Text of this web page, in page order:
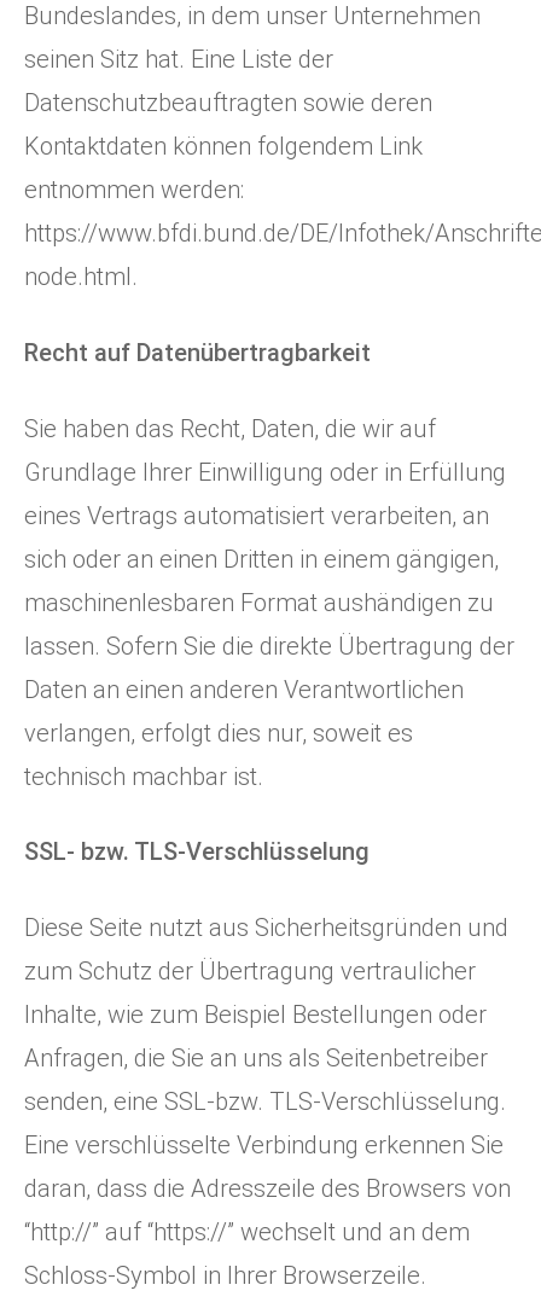
Bundeslandes, in dem unser Unternehmen
seinen Sitz hat. Eine Liste der
Datenschutzbeauftragten sowie deren
Kontaktdaten können folgendem Link
entnommen werden:
https://www.bfdi.bund.de/DE/Infothek/
node.html.
Recht auf Datenübertragbarkeit
Sie haben das Recht, Daten, die wir auf
Grundlage Ihrer Einwilligung oder in Erfüllung
eines Vertrags automatisiert verarbeiten, an
sich oder an einen Dritten in einem gängigen,
maschinenlesbaren Format aushändigen zu
lassen. Sofern Sie die direkte Übertragung der
Daten an einen anderen Verantwortlichen
verlangen, erfolgt dies nur, soweit es
technisch machbar ist.
SSL- bzw. TLS-Verschlüsselung
Diese Seite nutzt aus Sicherheitsgründen und
zum Schutz der Übertragung vertraulicher
Inhalte, wie zum Beispiel Bestellungen oder
Anfragen, die Sie an uns als Seitenbetreiber
senden, eine SSL-bzw. TLS-Verschlüsselung.
Eine verschlüsselte Verbindung erkennen Sie
daran, dass die Adresszeile des Browsers von
“http://” auf “https://” wechselt und an dem
Schloss-Symbol in Ihrer Browserzeile.